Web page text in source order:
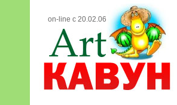
on-line с 20.02.06